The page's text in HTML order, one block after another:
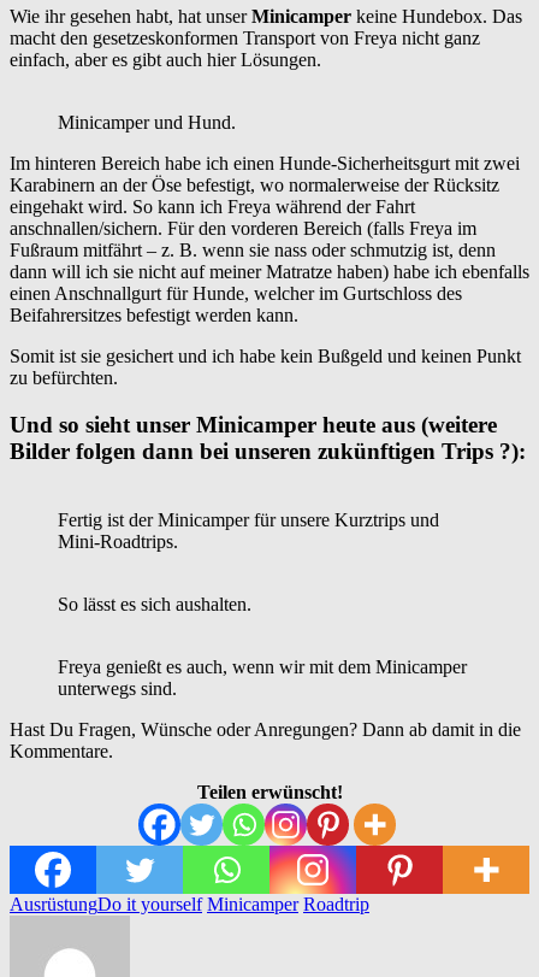
Wie ihr gesehen habt, hat unserMinicamper keine Hundebox. Das
macht den gesetzeskonformen Transport von Freya nicht ganz
einfach, aber es gibt auch hier Lösungen.
Minicamper und Hund.
Im hinteren Bereich habe ich einen Hunde-Sicherheitsgurt mit zwei
Karabinern an der Öse befestigt, wo normalerweise der Rücksitz
eingehakt wird. So kann ich Freya während der Fahrt
anschnallen/sichern. Für den vorderen Bereich (falls Freya im
Fußraum mitfährt – z. B. wenn sie nass oder schmutzig ist, denn
dann will ich sie nicht auf meiner Matratze haben) habe ich ebenfalls
einen Anschnallgurt für Hunde, welcher im Gurtschloss des
Beifahrersitzes befestigt werden kann.
Somit ist sie gesichert und ich habe kein Bußgeld und keinen Punkt
zu befürchten.
Und so sieht unser Minicamper heute aus (weitere
Bilder folgen dann bei unseren zukünftigen Trips ?):
Fertig ist der Minicamper für unsere Kurztrips und
Mini-Roadtrips.
So lässt es sich aushalten.
Freya genießt es auch, wenn wir mit dem Minicamper
unterwegs sind.
Hast Du Fragen, Wünsche oder Anregungen? Dann ab damit in die
Kommentare.
Teilen erwünscht!
AusrüstungDo it yourself Minicamper Roadtrip